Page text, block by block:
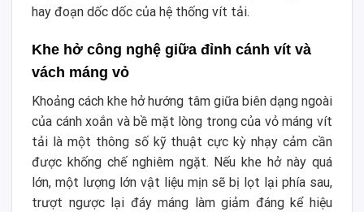
hay đoạn dốc dốc của hệ thống vít tải.
Khe hở công nghệ giữa đỉnh cánh vít và
vách máng vỏ
Khoảng cách khe hở hướng tâm giữa biên dạng ngoài
của cánh xoắn và bề mặt lòng trong của vỏ máng vít
tải là một thông số kỹ thuật cực kỳ nhạy cảm cần
được khống chế nghiêm ngặt. Nếu khe hở này quá
lớn, một lượng lớn vật liệu mịn sẽ bị lọt lại phía sau,
trượt ngược lại đáy máng làm giảm đáng kể hiệu